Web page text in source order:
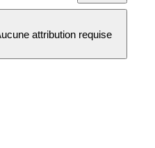
attribution requise